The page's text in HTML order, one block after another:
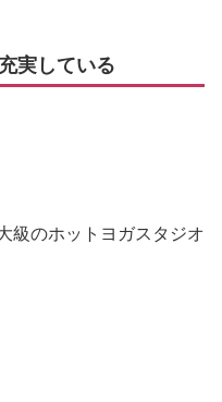
実している
級のホットヨガスタジオ